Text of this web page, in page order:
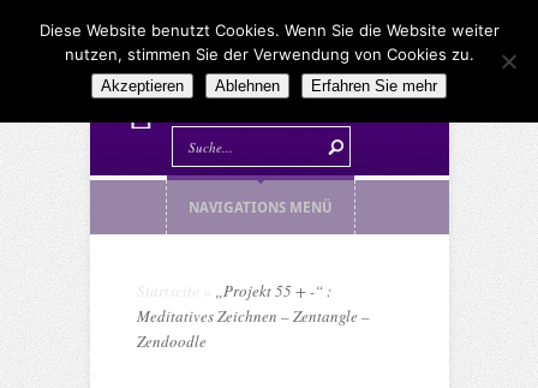
NAVIGATIONS MENÜ
Startseite
„Projekt 55 + -“ :
Meditatives Zeichnen – Zentangle –
Zendoodle
Diese Website benutzt Cookies. Wenn Sie die Website weiter
nutzen, stimmen Sie der Verwendung von Cookies zu.
Akzeptieren Ablehnen Erfahren Sie mehr